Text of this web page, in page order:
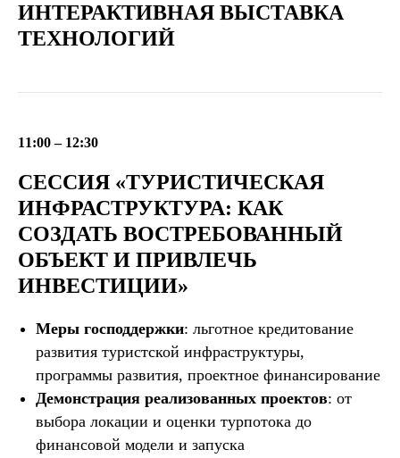
ИНТЕРАКТИВНАЯ ВЫСТАВКА
ТЕХНОЛОГИЙ
11:00 – 12:30
СЕССИЯ «ТУРИСТИЧЕСКАЯ
ИНФРАСТРУКТУРА: КАК
СОЗДАТЬ ВОСТРЕБОВАННЫЙ
ОБЪЕКТ И ПРИВЛЕЧЬ
ИНВЕСТИЦИИ»
Меры господдержки: льготное кредитование
развития туристской инфраструктуры,
программы развития, проектное финансирование
Демонстрация реализованных проектов: от
выбора локации и оценки турпотока до
финансовой модели и запуска